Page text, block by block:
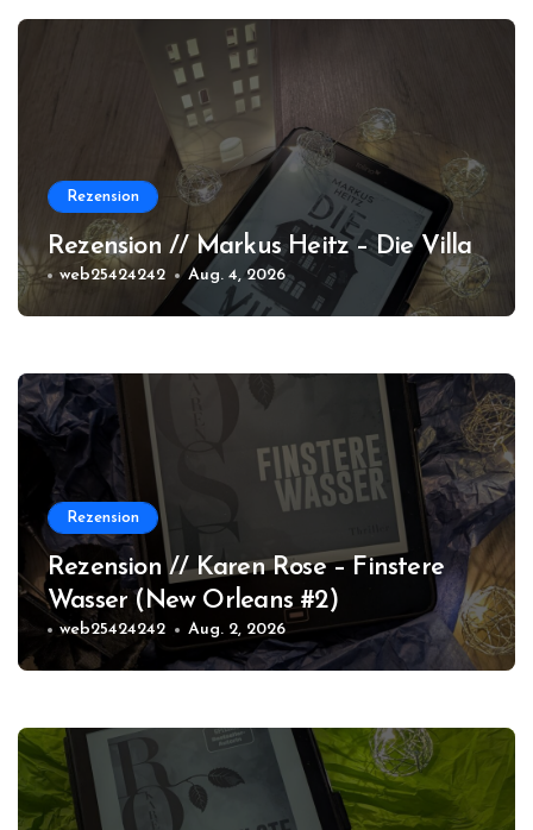
Rezension
Rezension // Markus Heitz – Die Villa
web25424242 Aug. 4, 2026
Rezension
Rezension // Karen Rose – Finstere
Wasser (New Orleans #2)
web25424242 Aug. 2, 2026